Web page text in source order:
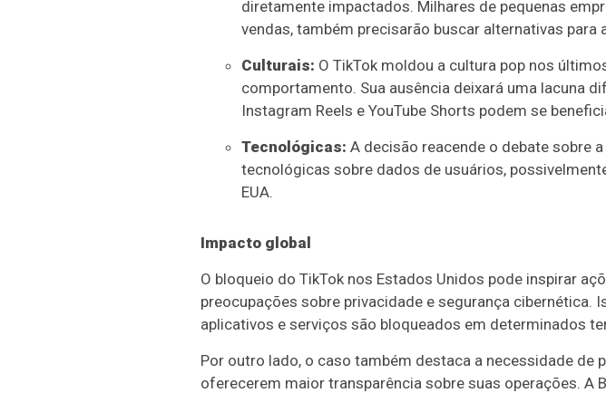
diretamente impactados. Milhares de pequenas
vendas, também precisarão buscar alternativas para
Culturais: O TikTok moldou a cultura pop nos
comportamento. Sua ausência deixará uma lacuna
Instagram Reels e YouTube Shorts podem se
Tecnológicas: A decisão reacende o debate sobre
tecnológicas sobre dados de usuários,
EUA.
Impacto global
O bloqueio do TikTok nos Estados Unidos pode inspirar
preocupações sobre privacidade e segurança
aplicativos e serviços são bloqueados em determinados
Por outro lado, o caso também destaca a necessidade
oferecerem maior transparência sobre suas operações. A